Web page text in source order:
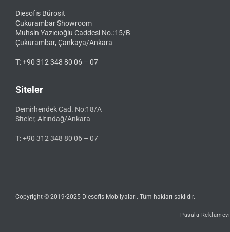
Diesofis Bürosit
Çukurambar Showroom
Muhsin Yazıcıoğlu Caddesi No.:15/B
Çukurambar, Çankaya/Ankara
T: +90 312 348 80 06 – 07
Siteler
Demirhendek Cad. No:18/A
Siteler, Altındağ/Ankara
T: +90 312 348 80 06 – 07
Copyright © 2019·2025 Diesofis Mobilyaları. Tüm hakları saklıdır.
Pusula Reklamevi